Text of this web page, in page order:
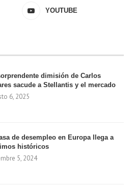
YOUTUBE
dimisión de Carlos
sacude a Stellantis y el mercado
6, 2025
de desempleo en Europa llega a
históricos
5, 2024